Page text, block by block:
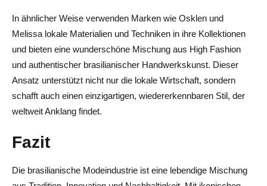
In ähnlicher Weise verwenden Marken wie Osklen und
Melissa lokale Materialien und Techniken in ihre Kollektionen
und bieten eine wunderschöne Mischung aus High Fashion
und authentischer brasilianischer Handwerkskunst. Dieser
Ansatz unterstützt nicht nur die lokale Wirtschaft, sondern
schafft auch einen einzigartigen, wiedererkennbaren Stil, der
weltweit Anklang findet.
Fazit
Die brasilianische Modeindustrie ist eine lebendige Mischung